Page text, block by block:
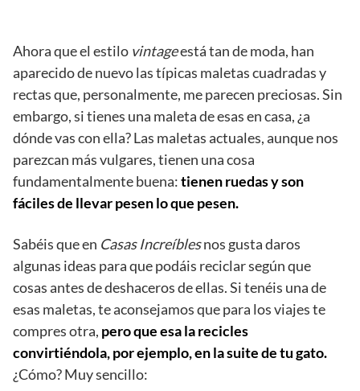
Ahora que el estilo vintageestá tan de moda, han
aparecido de nuevo las típicas maletas cuadradas y
rectas que, personalmente, me parecen preciosas. Sin
embargo, si tienes una maleta de esas en casa, ¿a
dónde vas con ella? Las maletas actuales, aunque nos
parezcan más vulgares, tienen una cosa
fundamentalmente buena:tienen ruedas y son
fáciles de llevar pesen lo que pesen.
Sabéis que en Casas Increíblesnos gusta daros
algunas ideas para que podáis reciclar según que
cosas antes de deshaceros de ellas. Si tenéis una de
esas maletas, te aconsejamos que para los viajes te
compres otra, pero que esa la recicles
convirtiéndola, por ejemplo, en la suite de tu gato.
¿Cómo? Muy sencillo: